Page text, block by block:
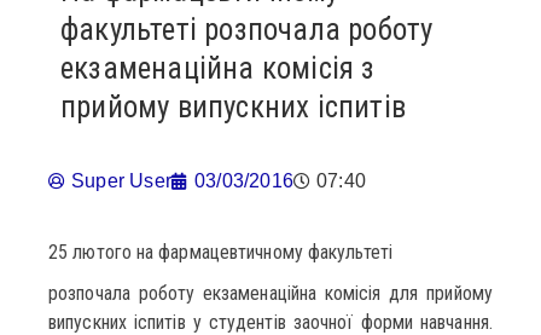
факультеті розпочала роботу
екзаменаційна комісія з
прийому випускних іспитів
Super User 03/03/2016 07:40
25 лютого на фармацевтичному факультеті
розпочала роботу екзаменаційна комісія для прийому
випускних іспитів у студентів заочної форми навчання.